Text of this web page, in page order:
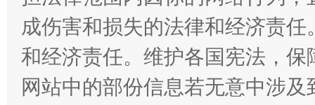
成伤害和损失的法律和经济责
和经济责任。维护各国宪法，
网站中的部份信息若无意中涉